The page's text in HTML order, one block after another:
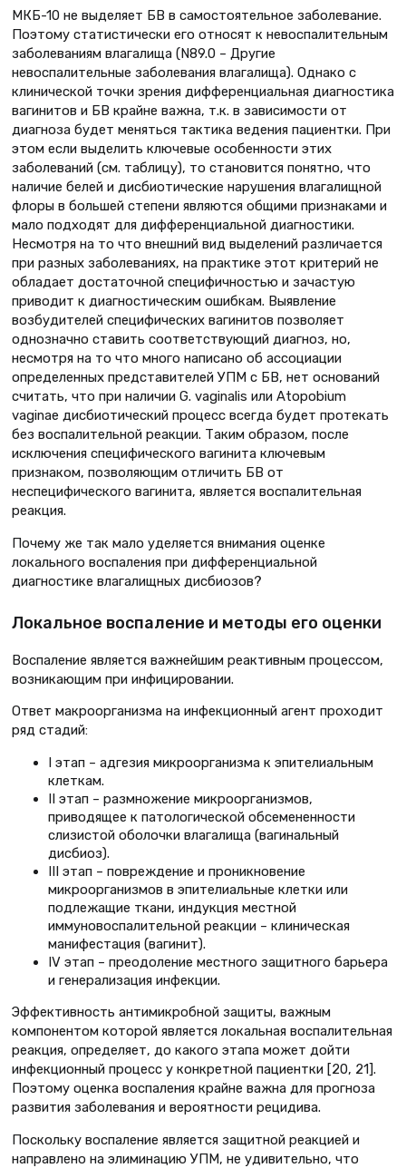
МКБ-10 не выделяет БВ в самостоятельное заболевание.
Поэтому статистически его относят к невоспалительным
заболеваниям влагалища (N89.0 – Другие
невоспалительные заболевания влагалища). Однако с
клинической точки зрения дифференциальная диагностика
вагинитов и БВ крайне важна, т.к. в зависимости от
диагноза будет меняться тактика ведения пациентки. При
этом если выделить ключевые особенности этих
заболеваний (см. таблицу), то становится понятно, что
наличие белей и дисбиотические нарушения влагалищной
флоры в большей степени являются общими признаками и
мало подходят для дифференциальной диагностики.
Несмотря на то что внешний вид выделений различается
при разных заболеваниях, на практике этот критерий не
обладает достаточной специфичностью и зачастую
приводит к диагностическим ошибкам. Выявление
возбудителей специфических вагинитов позволяет
однозначно ставить соответствующий диагноз, но,
несмотря на то что много написано об ассоциации
определенных представителей УПМ с БВ, нет оснований
считать, что при наличии G. vaginalis или Atopobium
vaginae дисбиотический процесс всегда будет протекать
без воспалительной реакции. Таким образом, после
исключения специфического вагинита ключевым
признаком, позволяющим отличить БВ от
неспецифического вагинита, является воспалительная
реакция.
Почему же так мало уделяется внимания оценке
локального воспаления при дифференциальной
диагностике влагалищных дисбиозов?
Локальное воспаление и методы его оценки
Воспаление является важнейшим реактивным процессом,
возникающим при инфицировании.
Ответ макроорганизма на инфекционный агент проходит
ряд стадий:
I этап – адгезия микроорганизма к эпителиальным
клеткам.
II этап – размножение микроорганизмов,
приводящее к патологической обсемененности
слизистой оболочки влагалища (вагинальный
дисбиоз).
III этап – повреждение и проникновение
микроорганизмов в эпителиальные клетки или
подлежащие ткани, индукция местной
иммуновоспалительной реакции – клиническая
манифестация (вагинит).
IV этап – преодоление местного защитного барьера
и генерализация инфекции.
Эффективность антимикробной защиты, важным
компонентом которой является локальная воспалительная
реакция, определяет, до какого этапа может дойти
инфекционный процесс у конкретной пациентки [20, 21].
Поэтому оценка воспаления крайне важна для прогноза
развития заболевания и вероятности рецидива.
Поскольку воспаление является защитной реакцией и
направлено на элиминацию УПМ, не удивительно, что